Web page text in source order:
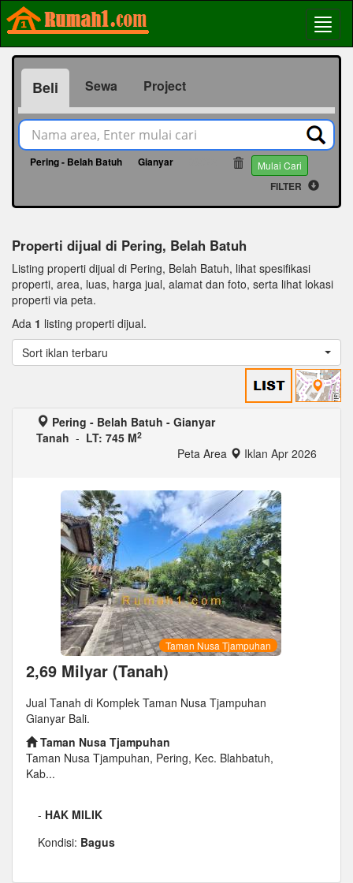
Beli Sewa Project
Pering - Belah Batuh Gianyar Mulai Cari
FILTER
Properti dijual di Pering, Belah Batuh
Listing properti dijual di Pering, Belah Batuh, lihat spesifikasi
properti, area, luas, harga jual, alamat dan foto, serta lihat lokasi
properti via peta.
Ada 1 listing properti dijual.
Sort iklan terbaru
Pering - Belah Batuh - Gianyar
Tanah - LT: 745 M2
Peta Area Iklan Apr 2026
Taman Nusa Tjampuhan
2,69 Milyar (Tanah)
Jual Tanah di Komplek Taman Nusa Tjampuhan
Gianyar Bali.
Taman Nusa Tjampuhan
Taman Nusa Tjampuhan, Pering, Kec. Blahbatuh,
Kab...
- HAK MILIK
Kondisi: Bagus